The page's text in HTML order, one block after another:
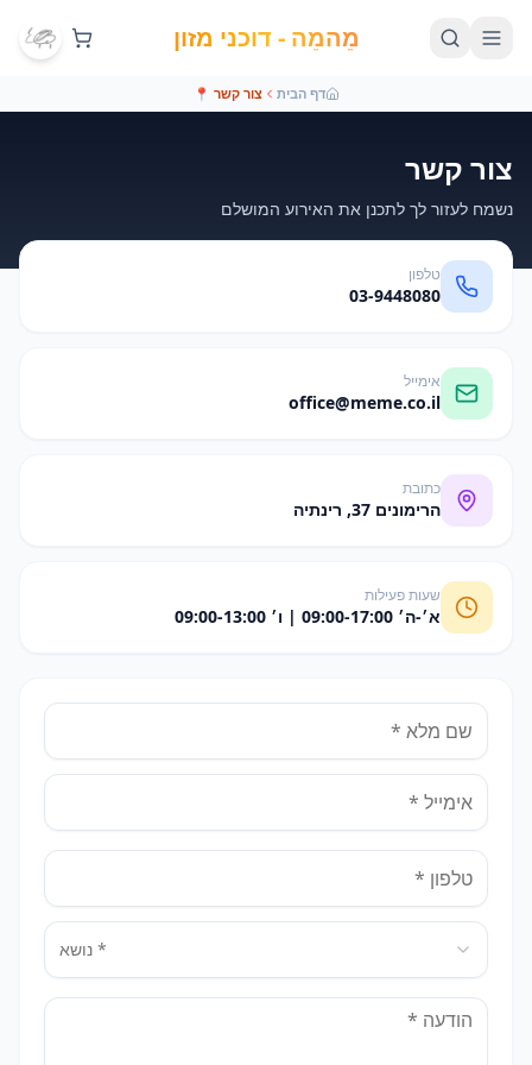
מֵהמֵה - דוכני מזון
דף הבית צור קשר 📍
צור קשר
נשמח לעזור לך לתכנן את האירוע המושלם
טלפון
03-9448080
אימייל
office@meme.co.il
כתובת
הרימונים 37, רינתיה
שעות פעילות
א׳-ה׳ 09:00-17:00 | ו׳ 09:00-13:00
נושא *